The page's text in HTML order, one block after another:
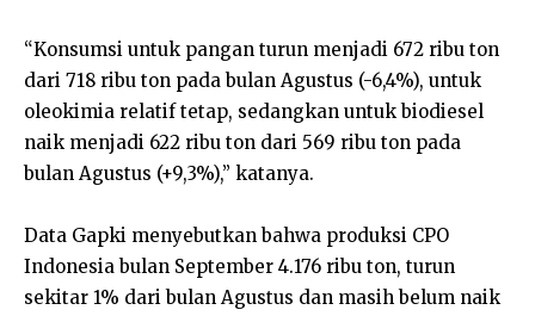
“Konsumsi untuk pangan turun menjadi 672 ribu ton
dari 718 ribu ton pada bulan Agustus (-6,4%), untuk
oleokimia relatif tetap, sedangkan untuk biodiesel
naik menjadi 622 ribu ton dari 569 ribu ton pada
bulan Agustus (+9,3%),” katanya.
Data Gapki menyebutkan bahwa produksi CPO
Indonesia bulan September 4.176 ribu ton, turun
sekitar 1% dari bulan Agustus dan masih belum naik